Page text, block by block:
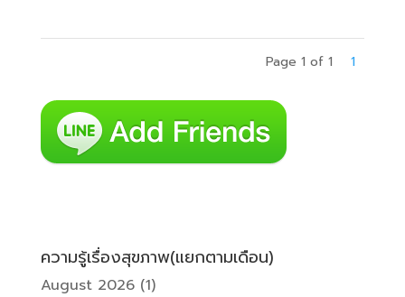
Page 1 of 1 1
ความรู้เรื่องสุขภาพ(แยกตามเดือน)
August 2026(1)